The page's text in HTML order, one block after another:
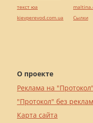
О проекте
Реклама на "Протокол"
"Протокол" без
Карта сайта
текст юа
kievperevod.com.ua
Cылки